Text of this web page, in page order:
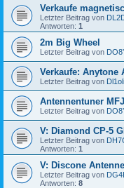
Verkaufe
Letzter Beitrag von
Antworten: 1
2m Big Wheel
Letzter Beitrag von
Verkaufe: Anytone
Letzter Beitrag von Dl1oli
Antennentuner
Letzter Beitrag von
V: Diamond CP-5
Letzter Beitrag von
Antworten: 1
V: Discone
Letzter Beitrag von
Antworten: 8